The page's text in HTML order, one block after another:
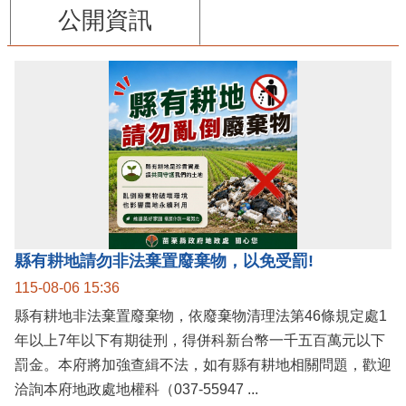
公開資訊
縣有耕地請勿非法棄置廢棄物，以免受罰!
115-08-06 15:36
縣有耕地非法棄置廢棄物，依廢棄物清理法第46條規定處1
年以上7年以下有期徒刑，得併科新台幣一千五百萬元以下
罰金。本府將加強查緝不法，如有縣有耕地相關問題，歡迎
洽詢本府地政處地權科（037-55947 ...